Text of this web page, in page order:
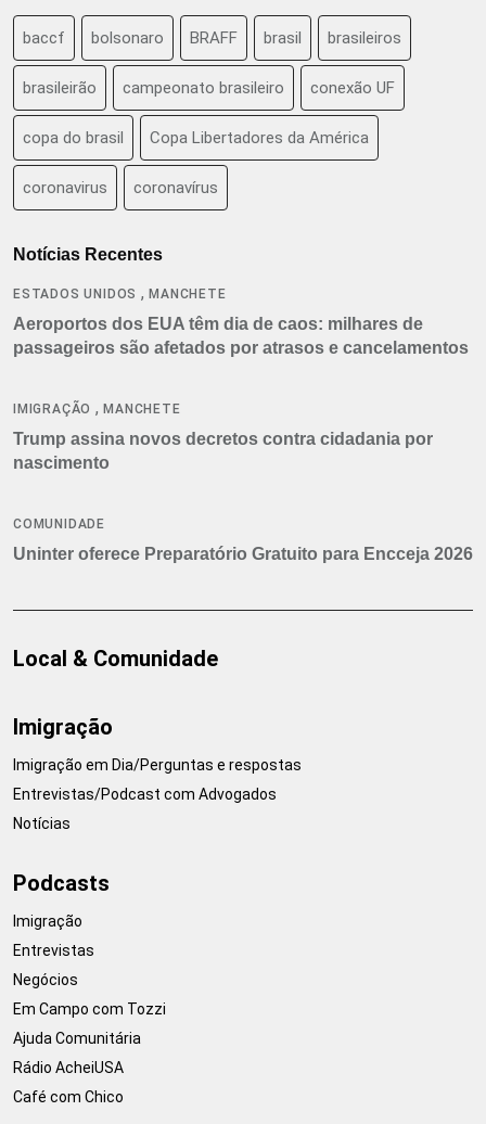
baccf bolsonaro BRAFF brasil brasileiros
brasileirão campeonato brasileiro conexão UF
copa do brasil Copa Libertadores da América
coronavirus coronavírus
Notícias Recentes
ESTADOS UNIDOS ,MANCHETE
Aeroportos dos EUA têm dia de caos: milhares de
passageiros são afetados por atrasos e cancelamentos
IMIGRAÇÃO ,MANCHETE
Trump assina novos decretos contra cidadania por
nascimento
COMUNIDADE
Uninter oferece Preparatório Gratuito para Encceja 2026
Local & Comunidade
Imigração
Imigração em Dia/Perguntas e respostas
Entrevistas/Podcast com Advogados
Notícias
Podcasts
Imigração
Entrevistas
Negócios
Em Campo com Tozzi
Ajuda Comunitária
Rádio AcheiUSA
Café com Chico